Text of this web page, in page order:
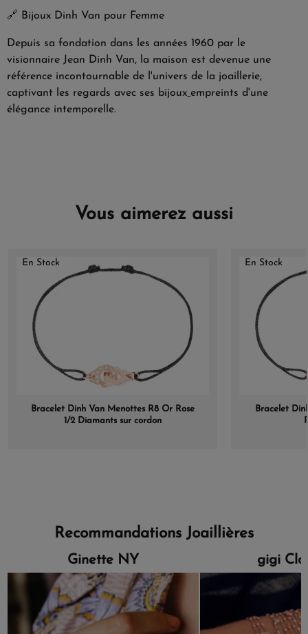
🔗 Bijoux Dinh Van pour Femme
Depuis sa fondation dans les années 1960 par le
visionnaire Jean Dinh Van, la maison est devenue une
référence incontournable de l'univers de la joaillerie,
captivant les regards avec ses bijoux empreints d'une
élégance intemporelle.
Vous aimerez aussi
En Stock
Bracelet Dinh Van Menottes R8 Or Rose
1/2 Diamants sur cordon
En Stock
Bracelet
Recommandations Joaillières
Ginette NY gigi